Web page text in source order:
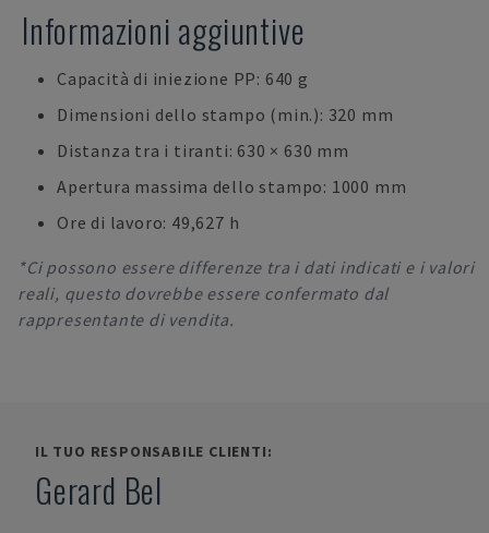
Informazioni aggiuntive
Capacità di iniezione PP: 640 g
Dimensioni dello stampo (min.): 320 mm
Distanza tra i tiranti: 630 × 630 mm
Apertura massima dello stampo: 1000 mm
Ore di lavoro: 49,627 h
*Ci possono essere differenze tra i dati indicati e i valori
reali, questo dovrebbe essere confermato dal
rappresentante di vendita.
IL TUO RESPONSABILE CLIENTI:
Gerard Bel